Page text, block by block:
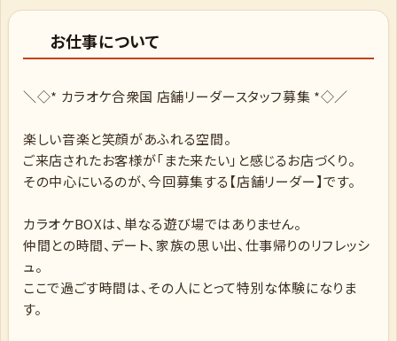
お仕事について
＼◇* カラオケ合衆国 店舗リーダースタッフ募集 *◇／
楽しい音楽と笑顔があふれる空間。
ご来店されたお客様が「また来たい」と感じるお店づくり。
その中心にいるのが、今回募集する【店舗リーダー】です。
カラオケBOXは、単なる遊び場ではありません。
仲間との時間、デート、家族の思い出、仕事帰りのリフレッシ
ュ。
ここで過ごす時間は、その人にとって特別な体験になりま
す。